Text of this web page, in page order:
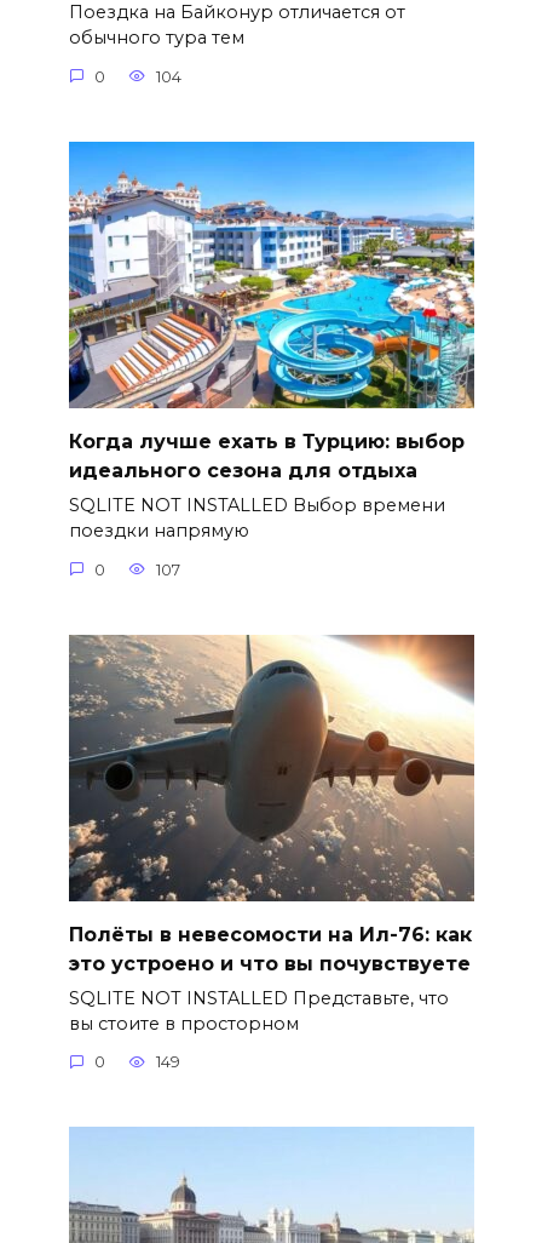
Поездка на Байконур отличается от
обычного тура тем
0 104
Когда лучше ехать в Турцию: выбор
идеального сезона для отдыха
SQLITE NOT INSTALLED Выбор времени
поездки напрямую
0 107
Полёты в невесомости на Ил-76: как
это устроено и что вы почувствуете
SQLITE NOT INSTALLED Представьте, что
вы стоите в просторном
0 149